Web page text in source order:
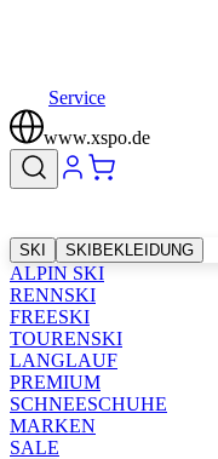
Service
www.xspo.de
SKI SKIBEKLEIDUNG
ALPIN SKI
RENNSKI
FREESKI
TOURENSKI
LANGLAUF
PREMIUM
SCHNEESCHUHE
MARKEN
SALE